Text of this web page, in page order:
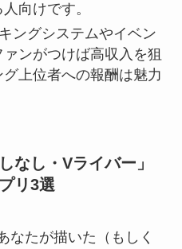
向けです。
ングシステムやイベン
ンがつけば高収入を狙
上位者への報酬は魅力
なし・Vライバー」
リ3選
なたが描いた（もしく